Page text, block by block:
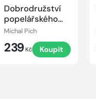
Dobrodružství
popelářského
auta
Michal Pich
239 Kč Koupit